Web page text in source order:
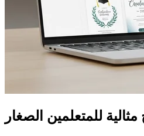
للمتعلمين الصغار